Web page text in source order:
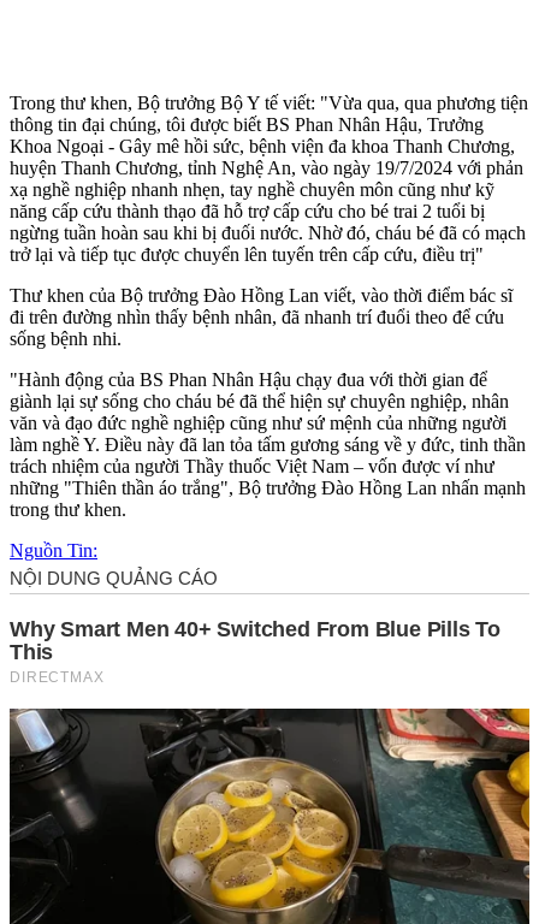
Trong thư khen, Bộ trưởng Bộ Y tế viết: "Vừa qua, qua phương tiện
thông tin đại chúng, tôi được biết BS Phan Nhân Hậu, Trưởng
Khoa Ngoại - Gây mê hồi sức, bệnh viện đa khoa Thanh Chương,
huyện Thanh Chương, tỉnh Nghệ An, vào ngày 19/7/2024 với phản
xạ nghề nghiệp nhanh nhẹn, tay nghề chuyên môn cũng như kỹ
năng cấp cứu thành thạo đã hỗ trợ cấp cứu cho bé trai 2 tuổi bị
ngừng tuần hoàn sau khi bị đuối nước. Nhờ đó, cháu bé đã có mạch
trở lại và tiếp tục được chuyển lên tuyến trên cấp cứu, điều trị"
Thư khen của Bộ trưởng Đào Hồng Lan viết, vào thời điểm bác sĩ
đi trên đường nhìn thấy bệnh nhân, đã nhanh trí đuổi theo để cứu
sống bệnh nhi.
"Hành động của BS Phan Nhân Hậu chạy đua với thời gian để
giành lại sự sống cho cháu bé đã thể hiện sự chuyên nghiệp, nhân
văn và đạo đức nghề nghiệp cũng như sứ mệnh của những người
làm nghề Y. Điều này đã lan tỏa tấm gương sáng về y đức, tinh thần
trách nhiệm của người Thầy thuốc Việt Nam – vốn được ví như
những "Thiên thần áo trắng", Bộ trưởng Đào Hồng Lan nhấn mạnh
trong thư khen.
Nguồn Tin: